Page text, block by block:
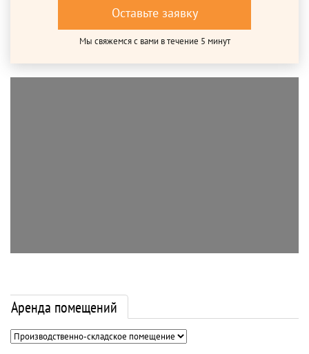
Оставьте заявку
Мы свяжемся с вами в течение 5 минут
Аренда помещений